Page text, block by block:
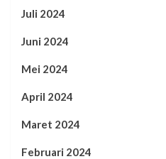
Juli 2024
Juni 2024
Mei 2024
April 2024
Maret 2024
Februari 2024